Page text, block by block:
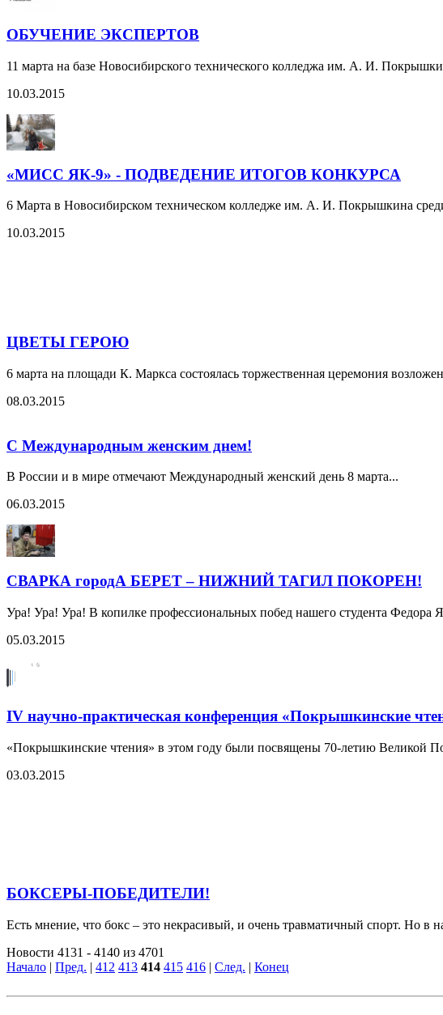
ОБУЧЕНИЕ ЭКСПЕРТОВ
11 марта на базе Новосибирского технического колледжа им. А. И.
10.03.2015
«МИСС ЯК-9» - ПОДВЕДЕНИЕ ИТОГОВ КОНКУРСА
6 Марта в Новосибирском техническом колледже им. А. И. Покрышкина
10.03.2015
ЦВЕТЫ ГЕРОЮ
6 марта на площади К. Маркса состоялась торжественная церемония
08.03.2015
С Международным женским днем!
В России и в мире отмечают Международный женский день 8 марта...
06.03.2015
СВАРКА городА БЕРЕТ – НИЖНИЙ ТАГИЛ ПОКОРЕН!
Ура! Ура! Ура! В копилке профессиональных побед нашего студента Федора
05.03.2015
IV научно-практическая конференция «Покрышкинские
«Покрышкинские чтения» в этом году были посвящены 70-летию Великой
03.03.2015
БОКСЕРЫ-ПОБЕДИТЕЛИ!
Есть мнение, что бокс – это некрасивый, и очень травматичный спорт. Но в
Новости 4131 - 4140 из 4701
Начало | Пред. | 412 413 414 415 416 | След. | Конец